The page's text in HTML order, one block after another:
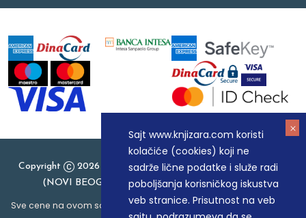
Sajt www.knjizara.com koristi
kolačiće (cookies) koji ne
sadrže lične podatke i služe radi
poboljšanja korisničkog iskustva
veb stranice. Prisutnost na veb
Copyright
2026 Knjizara.com - MAKART DOO BEOGRAD
(NOVI BEOGRAD), PIB: 105184104, MB: 20337524
Sve cene na ovom sajtu iskazane su u dinarima. PDV je uračunat u